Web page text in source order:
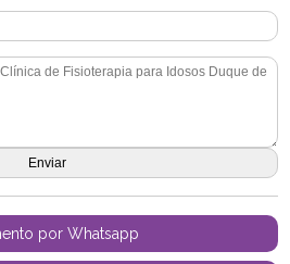
por Whatsapp